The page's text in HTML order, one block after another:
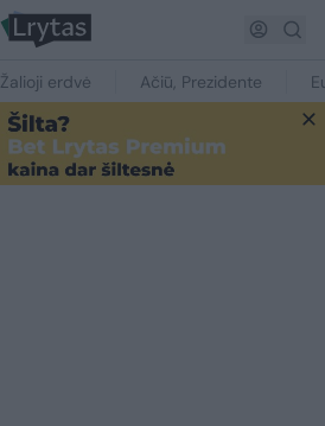
Žalioji erdvė Ačiū, Prezidente